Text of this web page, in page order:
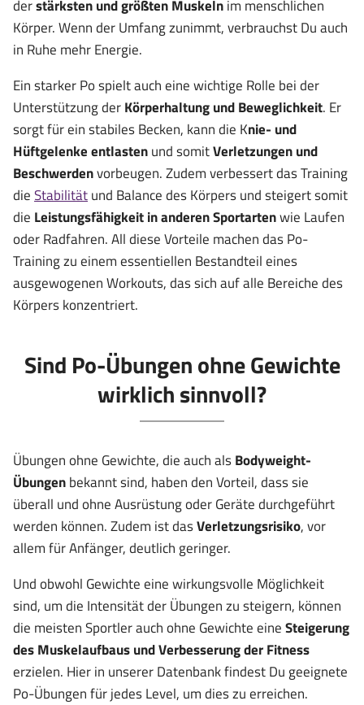
derstärksten und größten Muskelnim menschlichen
Körper. Wenn der Umfang zunimmt, verbrauchst Du auch
in Ruhe mehr Energie.
Ein starker Po spielt auch eine wichtige Rolle bei der
Unterstützung derKörperhaltung und Beweglichkeit. Er
sorgt für ein stabiles Becken, kann die Knie- und
Hüftgelenke entlastenund somitVerletzungen und
Beschwerdenvorbeugen. Zudem verbessert das Training
dieStabilitätund Balance des Körpers und steigert somit
die Leistungsfähigkeit in anderen Sportartenwie Laufen
oder Radfahren. All diese Vorteile machen das Po-
Training zu einem essentiellen Bestandteil eines
ausgewogenen Workouts, das sich auf alle Bereiche des
Körpers konzentriert.
Sind Po-Übungen ohne Gewichte
wirklich sinnvoll?
Übungen ohne Gewichte, die auch alsBodyweight-
Übungenbekannt sind, haben den Vorteil, dass sie
überall und ohne Ausrüstung oder Geräte durchgeführt
werden können. Zudem ist dasVerletzungsrisiko, vor
allem für Anfänger, deutlich geringer.
Und obwohl Gewichte eine wirkungsvolle Möglichkeit
sind, um die Intensität der Übungen zu steigern, können
die meisten Sportler auch ohne Gewichte eineSteigerung
des Muskelaufbaus und Verbesserung der Fitness
erzielen. Hier in unserer Datenbank findest Du geeignete
Po-Übungen für jedes Level, um dies zu erreichen.